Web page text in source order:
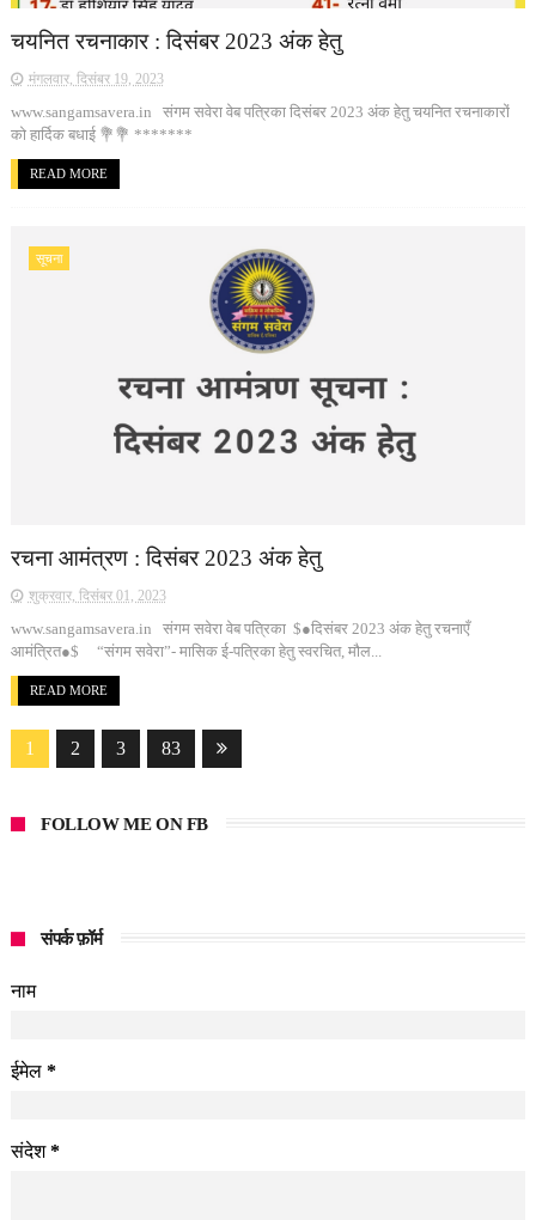
चयनित रचनाकार : दिसंबर 2023 अंक हेतु
मंगलवार, दिसंबर 19, 2023
www.sangamsavera.in संगम सवेरा वेब पत्रिका दिसंबर 2023 अंक हेतु चयनित रचनाकारों
को हार्दिक बधाई 💐💐 *******
READ MORE
सूचना
रचना आमंत्रण : दिसंबर 2023 अंक हेतु
शुक्रवार, दिसंबर 01, 2023
www.sangamsavera.in संगम सवेरा वेब पत्रिका $●दिसंबर 2023 अंक हेतु रचनाएँ
आमंत्रित●$ “संगम सवेरा”- मासिक ई-पत्रिका हेतु स्वरचित, मौल...
READ MORE
1 2 3 83
FOLLOW ME ON FB
संपर्क फ़ॉर्म
नाम
ईमेल *
संदेश*